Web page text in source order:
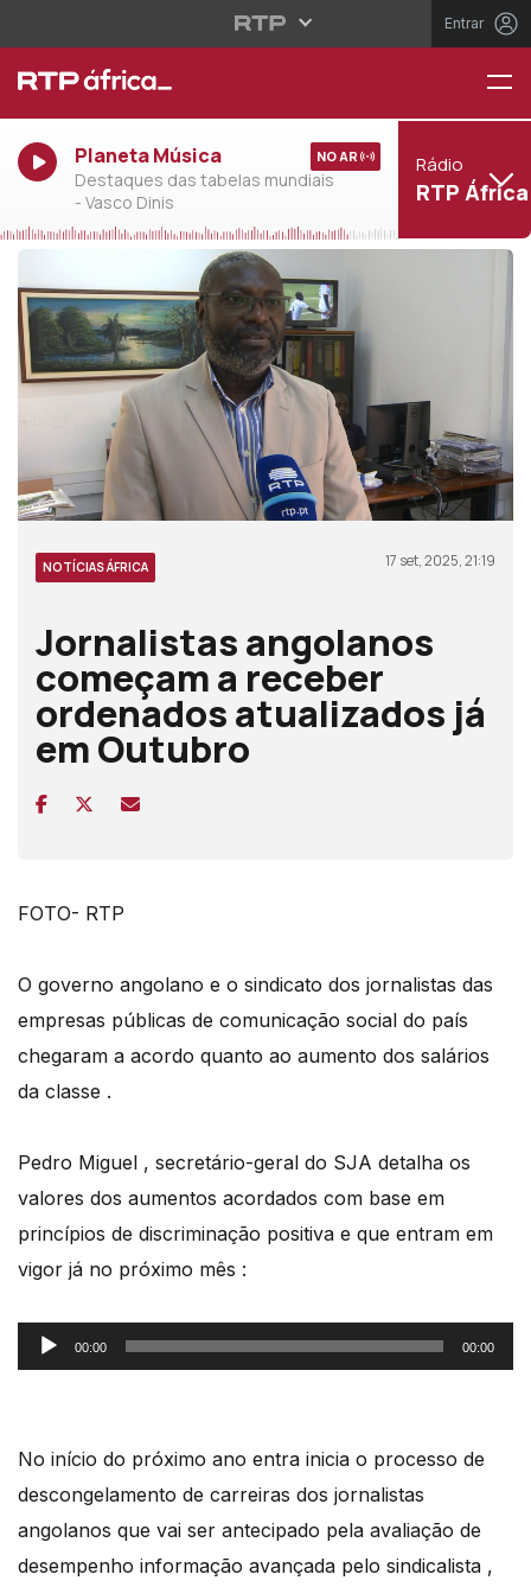
Entrar
Planeta Música
Destaques das tabelas mundiais
- Vasco Dinis
NO AR Rádio
RTP África
NOTÍCIAS ÁFRICA 17 set, 2025, 21:19
Jornalistas angolanos
começam a receber
ordenados atualizados já
em Outubro
FOTO- RTP
O governo angolano e o sindicato dos jornalistas das
empresas públicas de comunicação social do país
chegaram a acordo quanto ao aumento dos salários
da classe .
Pedro Miguel , secretário-geral do SJA detalha os
valores dos aumentos acordados com base em
princípios de discriminação positiva e que entram em
vigor já no próximo mês :
Reprodutor
de
00:00 00:00
No início do próximo ano entra inicia o processo de
descongelamento de carreiras dos jornalistas
angolanos que vai ser antecipado pela avaliação de
desempenho informação avançada pelo sindicalista ,